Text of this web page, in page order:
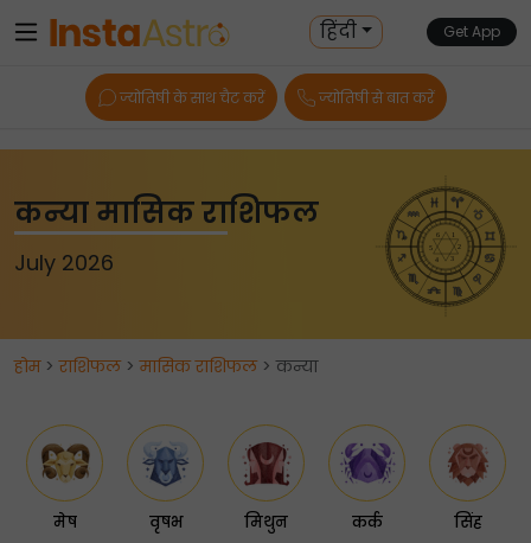
हिंदी Get App
ज्योतिषी के साथ चैट करें ज्योतिषी से बात करें
कन्या मासिक राशिफल
July 2026
होम>राशिफल>मासिक राशिफल> कन्या
मेष वृषभ मिथुन कर्क सिंह